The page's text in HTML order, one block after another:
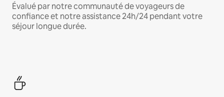
Évalué par notre communauté de voyageurs de
confiance et notre assistance 24h/24 pendant votre
séjour longue durée.